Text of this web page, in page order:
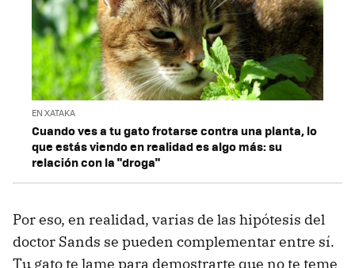
EN XATAKA
Cuando ves a tu gato frotarse contra una planta, lo
que estás viendo en realidad es algo más: su
relación con la "droga"
Por eso, en realidad, varias de las hipótesis del
doctor Sands se pueden complementar entre sí.
Tu gato te lame para demostrarte que no te teme